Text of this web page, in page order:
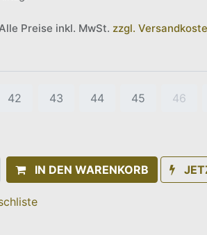
Preise inkl. MwSt. zzgl.
42 43 44 45 46
IN DEN WARENKORB